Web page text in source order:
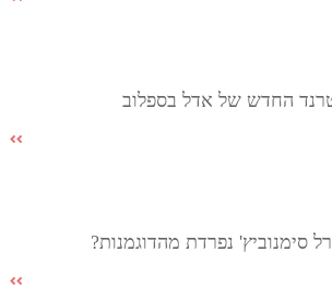
החדש של אדל בספלוב
סימנוביץ' נפרדת מהדוגמנות?